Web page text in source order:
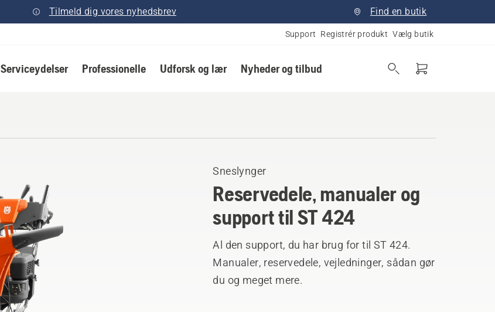
Tilmeld dig vores nyhedsbrev Find en butik
Support Registrér produkt Vælg butik
Serviceydelser Professionelle Udforsk og lær Nyheder og tilbud
Sneslynger
Reservedele, manualer og
support til ST 424
Al den support, du har brug for til ST 424.
Manualer, reservedele, vejledninger, sådan gør
du og meget mere.